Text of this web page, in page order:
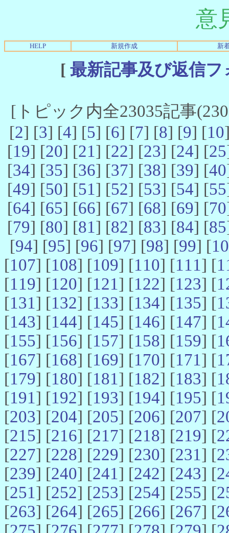
意
HELP 新規作成 新
[ 最新記事及び返信
[トピック内全23035記事
[2] [3] [4] [5] [6] [7] [8] [9] [10
[19] [20] [21] [22] [23] [24] [25
[34] [35] [36] [37] [38] [39] [40
[49] [50] [51] [52] [53] [54] [55
[64] [65] [66] [67] [68] [69] [70
[79] [80] [81] [82] [83] [84] [85
[94] [95] [96] [97] [98] [99] [
[107] [108] [109] [110] [111] [
[119] [120] [121] [122] [123] [
[131] [132] [133] [134] [135] [
[143] [144] [145] [146] [147] [
[155] [156] [157] [158] [159] [
[167] [168] [169] [170] [171] [
[179] [180] [181] [182] [183] [
[191] [192] [193] [194] [195] [
[203] [204] [205] [206] [207] [
[215] [216] [217] [218] [219] [
[227] [228] [229] [230] [231] [
[239] [240] [241] [242] [243] [
[251] [252] [253] [254] [255] [
[263] [264] [265] [266] [267] [